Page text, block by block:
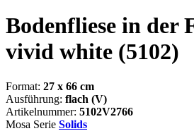
Bodenfliese in der
vivid white (5102)
Format: 27 x 66 cm
Ausführung: flach (V)
Artikelnummer: 5102V2766
Mosa Serie Solids